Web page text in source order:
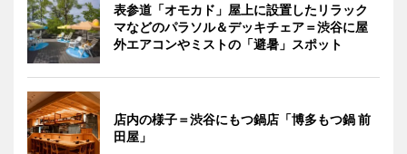
表参道「オモカド」屋上に設置したリラック
マなどのパラソル＆デッキチェア＝渋谷に屋
外エアコンやミストの「避暑」スポット
店内の様子＝渋谷にもつ鍋店「博多もつ鍋 前
田屋」